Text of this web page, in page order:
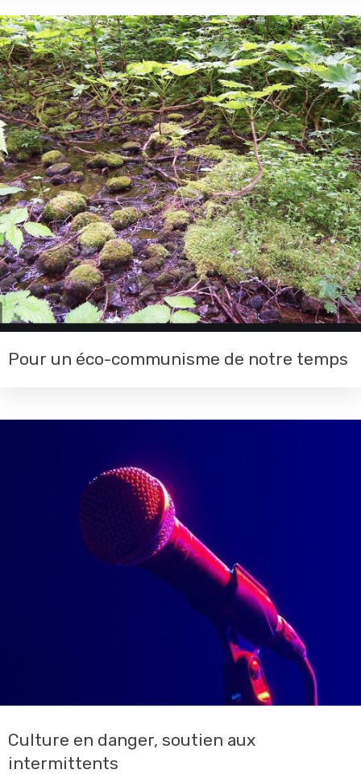
Pour un éco-communisme de notre temps
Culture en danger, soutien aux
intermittents